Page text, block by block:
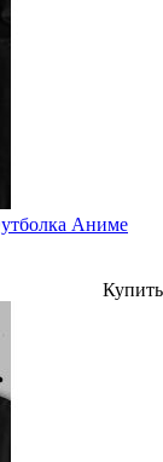
Аниме
Купить